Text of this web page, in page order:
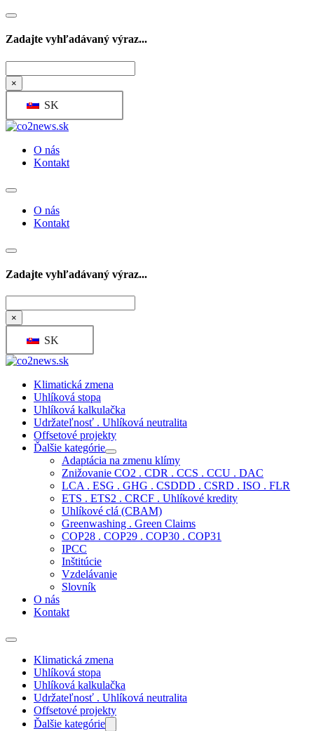
Zadajte vyhľadávaný výraz...
×
SK
O nás
Kontakt
O nás
Kontakt
Zadajte vyhľadávaný výraz...
×
SK
Klimatická zmena
Uhlíková stopa
Uhlíková kalkulačka
Udržateľnosť . Uhlíková neutralita
Offsetové projekty
Ďalšie kategórie
Adaptácia na zmenu klímy
Znižovanie CO2 . CDR . CCS . CCU . DAC
LCA . ESG . GHG . CSDDD . CSRD . ISO . FLR
ETS . ETS2 . CRCF . Uhlíkové kredity
Uhlíkové clá (CBAM)
Greenwashing . Green Claims
COP28 . COP29 . COP30 . COP31
IPCC
Inštitúcie
Vzdelávanie
Slovník
O nás
Kontakt
Klimatická zmena
Uhlíková stopa
Uhlíková kalkulačka
Udržateľnosť . Uhlíková neutralita
Offsetové projekty
Ďalšie kategórie